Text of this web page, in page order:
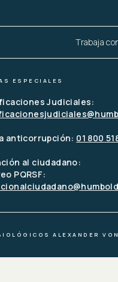
Trabaja
ESPECIALES
Judiciales:
anticorrupción: 01 800
al ciudadano:
PQRSF:
ALEXANDER